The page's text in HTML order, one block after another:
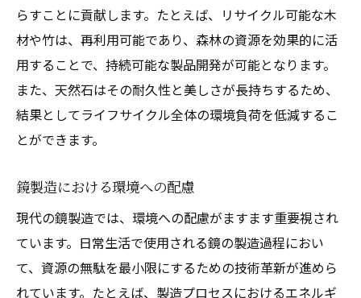
未来を見据えたデザインの方向性
自然との共生を目指したアプローチ
環境負荷を減らすための取り組み
鏡製造が描く持続可能な未来
自然と共に生きるためのデザイン理念
自然素材の恩恵を最大限に引き出す鏡製造の秘
訣
自然美を最大限に引き出すデザイン
技術革新がもたらす新しい可能性
素材の持つポテンシャルを引き出す
らすことに貢献します。たとえば、リサイクル可能な木
材や竹は、再利用可能であり、森林の資源を効果的に活
用することで、持続可能な製品開発が可能となります。
また、天然石はその耐久性と美しさが長持ちするため、
結果としてライフサイクル全体の環境負荷を低減するこ
とができます。
鏡製造における環境への配慮
現代の鏡製造では、環境への配慮がますます重要視され
ています。日常生活で使用される鏡の製造過程におい
て、資源の無駄を最小限にするための技術革新が進めら
れています。たとえば、製造プロセスにおけるエネルギ